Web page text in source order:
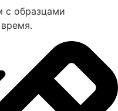
с образцами